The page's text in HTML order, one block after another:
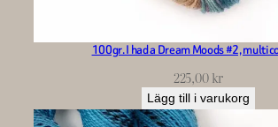
100gr. I had a Dream Moods #2,
225,00kr
Lägg till i varukorg